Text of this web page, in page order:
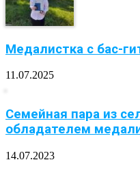
Медалистка с бас-
11.07.2025
Семейная пара из
обладателем
14.07.2023